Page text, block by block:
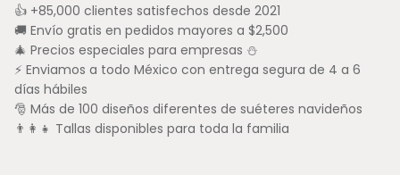
👍 +85,000 clientes satisfechos desde 2021
🚚 Envío gratis en pedidos mayores a $2,500
🎄 Precios especiales para empresas ⛄
⚡ Enviamos a todo México con entrega segura de 4 a 6
días hábiles
🎅 Más de 100 diseños diferentes de suéteres navideños
👨‍👩‍👧 Tallas disponibles para toda la familia